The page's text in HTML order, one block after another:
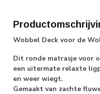
Wobbel Deck voor de
Dit ronde matrasje voor
een uitermate relaxte
en weer wiegt.
Gemaakt van zachte